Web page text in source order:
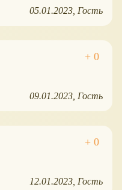
05.01.2023 Гость
09.01.2023 Гость
12.01.2023 Гость